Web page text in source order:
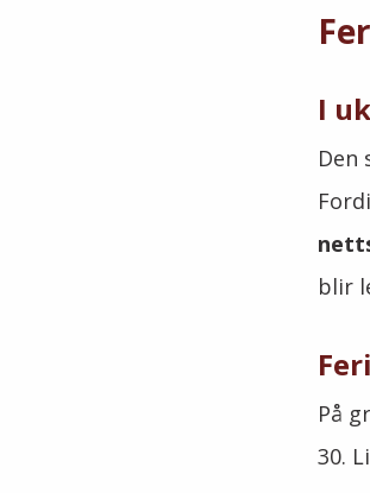
I
Den
blir
På
30.